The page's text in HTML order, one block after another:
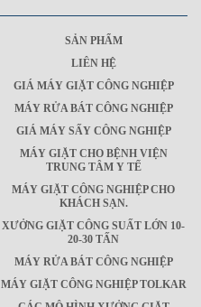
SẢN PHẨM
LIÊN HỆ
GIÁ MÁY GIẶT CÔNG NGHIỆP
MÁY RỬA BÁT CÔNG NGHIỆP
GIÁ MÁY SẤY CÔNG NGHIỆP
MÁY GIẶT CHO BỆNH VIỆN
TRUNG TÂM Y TẾ
MÁY GIẶT CÔNG NGHIỆP CHO
KHÁCH SẠN.
XƯỞNG GIẶT CÔNG SUẤT LỚN 10-
20-30 TẤN
MÁY RỬA BÁT CÔNG NGHIỆP
MÁY GIẶT CÔNG NGHIỆP TOLKAR